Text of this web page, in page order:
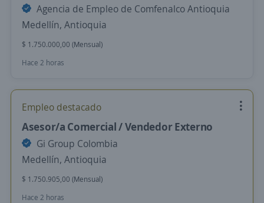
Agencia de Empleo de Comfenalco Antioquia
Medellín, Antioquia
$ 1.750.000,00 (Mensual)
Hace 2 horas
Empleo destacado
Asesor/a Comercial / Vendedor Externo
Gi Group Colombia
Medellín, Antioquia
$ 1.750.905,00 (Mensual)
Hace 2 horas